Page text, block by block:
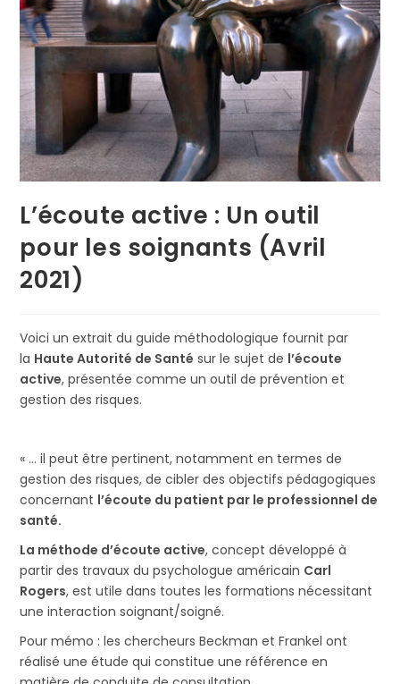
L’écoute active : Un outil
pour les soignants (Avril
2021)
Voici un extrait du guide méthodologique fournit par
la Haute Autorité de Santé sur le sujet de l’écoute
active, présentée comme un outil de prévention et
gestion des risques.
« … il peut être pertinent, notamment en termes de
gestion des risques, de cibler des objectifs pédagogiques
concernant l’écoute du patient par le professionnel de
santé.
La méthode d’écoute active, concept développé à
partir des travaux du psychologue américain Carl
Rogers, est utile dans toutes les formations nécessitant
une interaction soignant/soigné.
Pour mémo : les chercheurs Beckman et Frankel ont
réalisé une étude qui constitue une référence en